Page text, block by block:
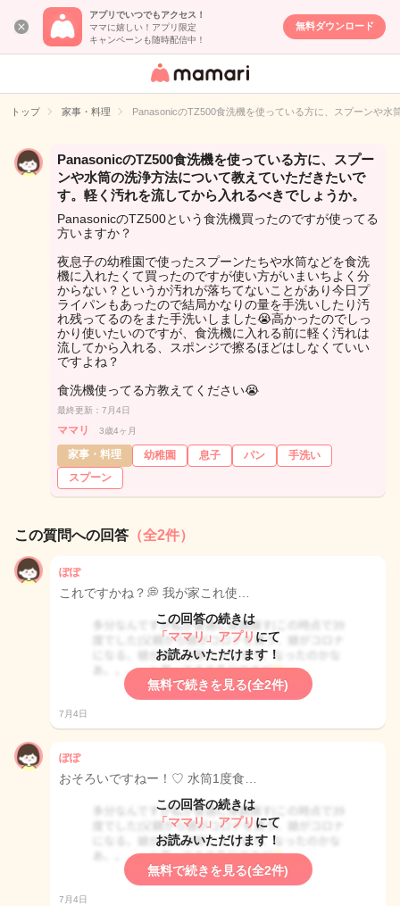
アプリでいつでもアクセス！
ママに嬉しい！アプリ限定
キャンペーンも随時配信中！
無料ダウンロード
女性専用匿名QA
イト
トップ 家事・料理 PanasonicのTZ500食洗機を使っている方に、スプーンや
PanasonicのTZ500食洗機を使っている方に、スプー
ンや水筒の洗浄方法について教えていただきたいで
す。軽く汚れを流してから入れるべきでしょうか。
PanasonicのTZ500という食洗機買ったのですが使ってる
方いますか？
夜息子の幼稚園で使ったスプーンたちや水筒などを食洗
機に入れたくて買ったのですが使い方がいまいちよく分
からない？というか汚れが落ちてないことがあり今日プ
ライパンもあったので結局かなりの量を手洗いしたり汚
れ残ってるのをまた手洗いしました😭高かったのでしっ
かり使いたいのですが、食洗機に入れる前に軽く汚れは
流してから入れる、スポンジで擦るほどはしなくていい
ですよね？
食洗機使ってる方教えてください😭
最終更新：7月4日
ママリ 3歳4ヶ月
家事・料理 幼稚園 息子 パン
手洗い
スプーン
この質問への回答 （全2件）
ぽぽ
これですかね？💭 我が家これ使…
この回答の続きは
「ママリ」アプリ にて
お読みいただけます！
無料で続きを見る(全2件)
7月4日
ぽぽ
おそろいですねー！♡ 水筒1度食…
この回答の続きは
「ママリ」アプリ にて
お読みいただけます！
無料で続きを見る(全2件)
7月4日